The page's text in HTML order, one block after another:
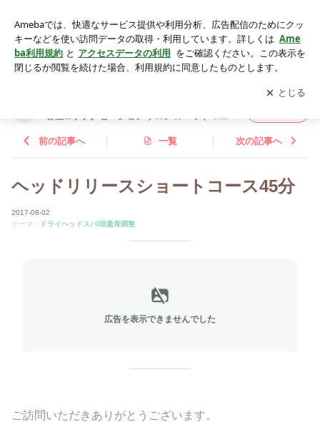
体が元気になれる美容室&リラクゼーションサロン★ヘッドマ
ッサージ 頭痛 首こり 肩こり アンチエイジング
アプリをダウンロードして ブログの更新通知
を受け取りまし
ょう。
開く
容室&リラクゼーションサロン★ヘッドマッ
前の記事へ 一覧 次の記事へ
ヘッドリリースショートコース45分
2017-08-02
テーマ：
ドライヘッドスパ/頭蓋骨調整
広告を表示できませんでした
ご訪問いただきありがとうございます。